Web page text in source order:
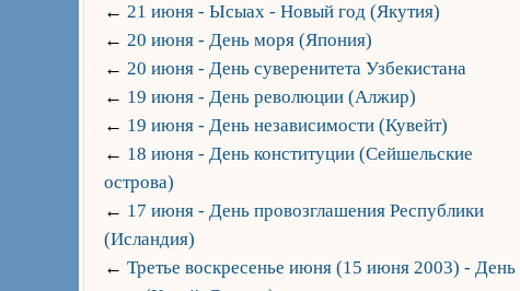
← 21 июня - Ысыах - Новый год (Якутия)
← 20 июня - День моря (Япония)
← 20 июня - День суверенитета Узбекистана
← 19 июня - День революции (Алжир)
← 19 июня - День независимости (Кувейт)
← 18 июня - День конституции (Сейшельские
острова)
← 17 июня - День провозглашения Республики
(Исландия)
← Третье воскресенье июня (15 июня 2003) - День